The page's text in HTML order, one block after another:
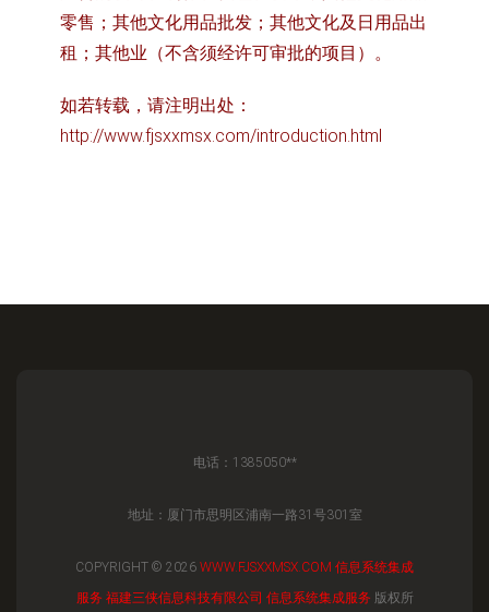
零售；其他文化用品批发；其他文化及日用品出
租；其他业（不含须经许可审批的项目）。
如若转载，请注明出处：
http://www.fjsxxmsx.com/introduction.html
电话：1385050**
地址：厦门市思明区浦南一路31号301室
COPYRIGHT © 2026 WWW.FJSXXMSX.COM 信息系统集成
服务 福建三侠信息科技有限公司 信息系统集成服务 版权所